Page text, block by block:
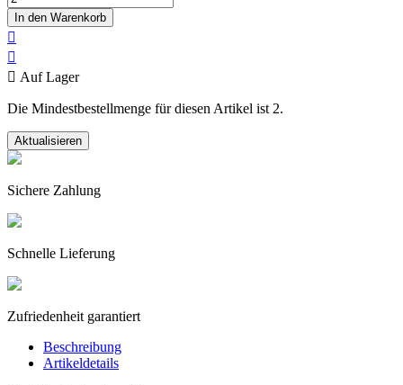
In den Warenkorb


 Auf Lager
Die Mindestbestellmenge für diesen Artikel ist 2.
Sichere Zahlung
Schnelle Lieferung
Zufriedenheit garantiert
Beschreibung
Artikeldetails